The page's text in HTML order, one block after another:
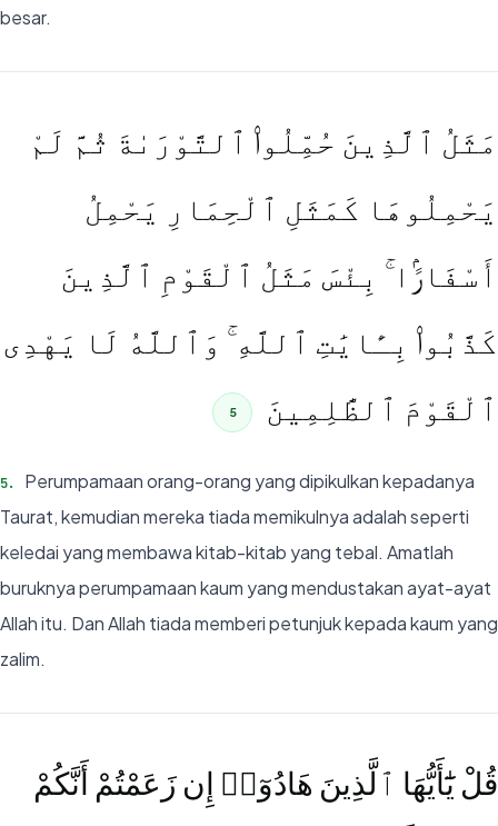
besar.
مَثَلُ ٱلَّذِينَ حُمِّلُوا۟ ٱلتَّوْرَىٰةَ ثُمَّ لَمْ
يَحْمِلُوهَا كَمَثَلِ ٱلْحِمَارِ يَحْمِلُ
أَسْفَارًۢا ۚ بِئْسَ مَثَلُ ٱلْقَوْمِ ٱلَّذِينَ
كَذَّبُوا۟ بِـَٔايَٰتِ ٱللَّهِ ۚ وَٱللَّهُ لَا يَهْدِى
ٱلْقَوْمَ ٱلظَّٰلِمِينَ
5
5.
Perumpamaan orang-orang yang dipikulkan kepadanya
Taurat, kemudian mereka tiada memikulnya adalah seperti
keledai yang membawa kitab-kitab yang tebal. Amatlah
buruknya perumpamaan kaum yang mendustakan ayat-ayat
Allah itu. Dan Allah tiada memberi petunjuk kepada kaum yang
zalim.
قُلْ يَٰٓأَيُّهَا ٱلَّذِينَ هَادُوٓا۟ إِن زَعَمْتُمْ أَنَّكُمْ